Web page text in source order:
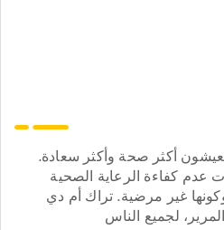
أكثر صحة وأكثر سعادة.
عدم كفاءة الرعاية الصحية
غير مرضية. تراك أم دي
لجميع الناس